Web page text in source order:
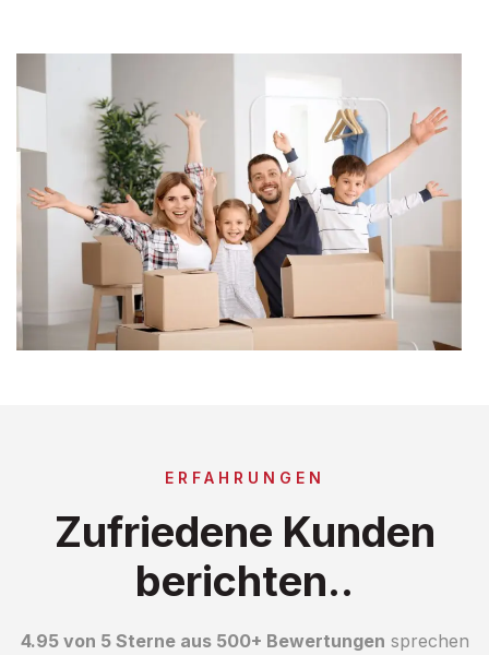
ERFAHRUNGEN
Zufriedene Kunden
berichten..
4.95 von 5 Sterne aus 500+ Bewertungen sprechen